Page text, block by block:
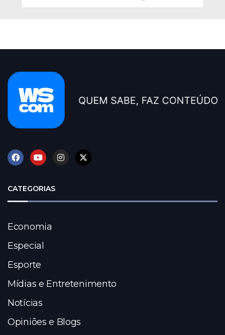
CATEGORIAS
Economia
Especial
Esporte
Mídias e Entretenimento
Notícias
Opiniões e Blogs